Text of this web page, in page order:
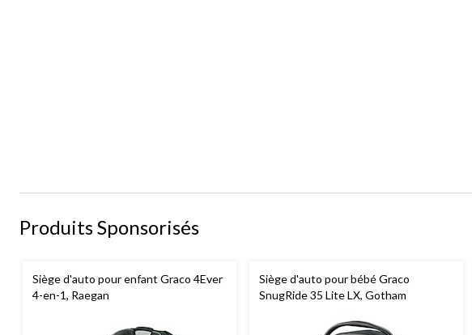
Produits Sponsorisés
Siège d'auto pour enfant Graco 4Ever
4-en-1, Raegan
Siège d'auto pour bébé Graco
SnugRide 35 Lite LX, Gotham